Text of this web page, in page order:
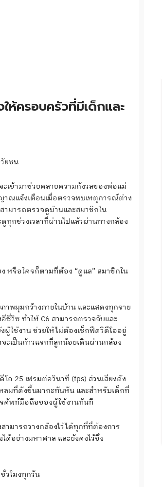
ห้ครอบครัวที่มีเด็กและ
ยซน
เข้ามาช่วยคลายความกังวลของพ่อแม่
าณแจ้งเตือนเมื่อตรวจพบเหตุการณ์ต่าง
ามารถตรวจดูบ้านและสมาชิกใน
กช่วงเวลาที่ผ่านไปแล้วผ่านทางกล้อง
หรือใครก็ตามที่ต้อง “ดูแล” สมาชิกใน
าพมุมกว้างภายในบ้าน และแสดงทุกราย
วิซ ทำให้ C6 สามารถตรวจจับและ
ใช้งาน ช่วยให้ไม่ต้องเช็กฟีดวิดีโออยู่
ะเป็นก้าวแรกที่ลูกน้อยเดินผ่านกล้อง
อ 25 เฟรมต่อวินาที (fps) ส่วนเสียงดัง
ลมที่ดังขึ้นมากะทันหัน และสำหรับเด็กที่
ศัพท์มือถือของผู้ใช้งานทันที
ามารถวางกล้องไว้ได้ทุกที่ที่ต้องการ
อย่างมหาศาล และยังคงไว้ซึ่ง
วโมงทุกวัน